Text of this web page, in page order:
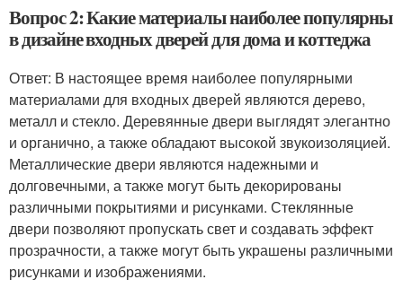
Вопрос 2: Какие материалы наиболее популярны
в дизайне входных дверей для дома и коттеджа
Ответ: В настоящее время наиболее популярными
материалами для входных дверей являются дерево,
металл и стекло. Деревянные двери выглядят элегантно
и органично, а также обладают высокой звукоизоляцией.
Металлические двери являются надежными и
долговечными, а также могут быть декорированы
различными покрытиями и рисунками. Стеклянные
двери позволяют пропускать свет и создавать эффект
прозрачности, а также могут быть украшены различными
рисунками и изображениями.